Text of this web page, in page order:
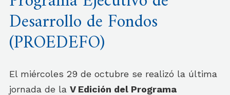
Desarrollo de Fondos
(PROEDEFO)
El miércoles 29 de octubre se realizó la última
jornada de la V Edición del Programa